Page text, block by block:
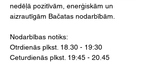
nedēļā pozitīvām, enerģiskām un
aizrautīgām Bačatas nodarbībām.
Nodarbības notiks:
Otrdienās plkst. 18.30 - 19:30
Ceturdienās plkst. 19:45 - 20.45